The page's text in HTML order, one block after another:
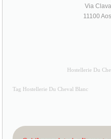
Via
11100
Hostellerie Du
Tag Hostellerie Du Cheval Blanc